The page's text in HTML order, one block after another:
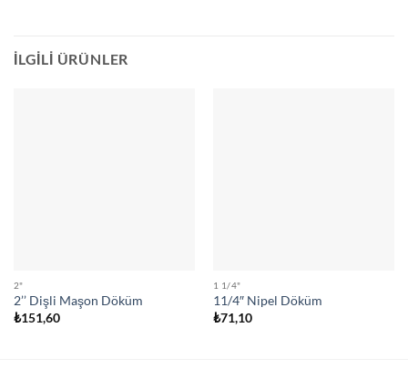
İLGILI ÜRÜNLER
2"
2’’ Dişli Maşon Döküm
₺151,60
1 1/4"
11/4″ Nipel Döküm
₺71,10